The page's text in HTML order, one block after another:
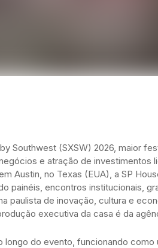
Southwest (SXSW) 2026, maior
e atração de investimentos
Austin, no Texas (EUA), a SP
painéis, encontros institucionais,
de inovação, cultura e
executiva da casa é da
longo do evento, funcionando como